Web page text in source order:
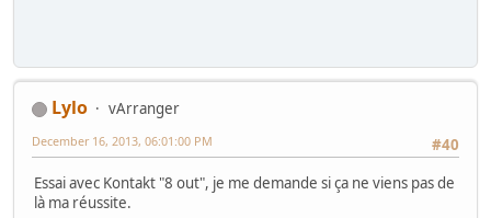
Lylo
vArranger
#40
December 16, 2013, 06:01:00 PM
Essai avec Kontakt "8 out", je me demande si ça ne viens pas de
là ma réussite.